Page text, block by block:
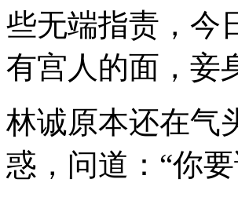
些无端指责，今
有宫人的面，妾
林诚原本还在气
惑，问道：“你